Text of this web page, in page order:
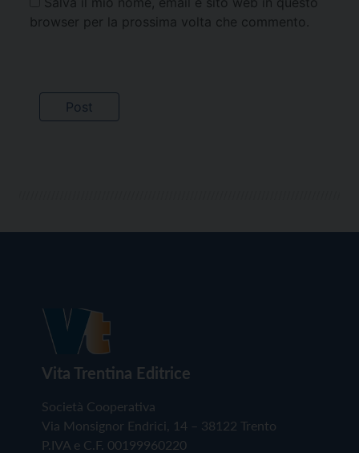
browser per la prossima volta che commento.
Vita Trentina Editrice
Società Cooperativa
Via Monsignor Endrici, 14 – 38122 Trento
P.IVA e C.F. 00199960220